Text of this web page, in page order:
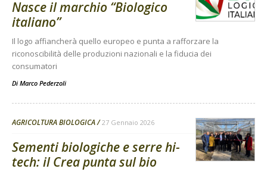
Nasce il marchio “Biologico
italiano”
Il logo affiancherà quello europeo e punta a rafforzare la
riconoscibilità delle produzioni nazionali e la fiducia dei
consumatori
Di Marco Pederzoli
AGRICOLTURA BIOLOGICA 27 Gennaio 2026
Sementi biologiche e serre hi-
tech: il Crea punta sul bio